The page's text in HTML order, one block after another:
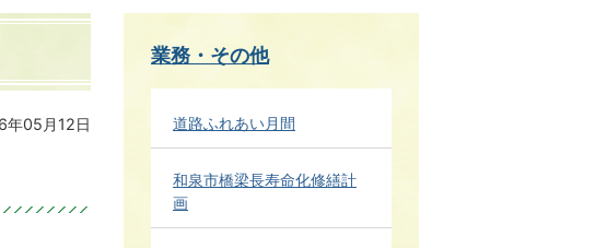
年05月12日
業務・その他
道路ふれあい月間
和泉市橋梁長寿命化修繕計
画